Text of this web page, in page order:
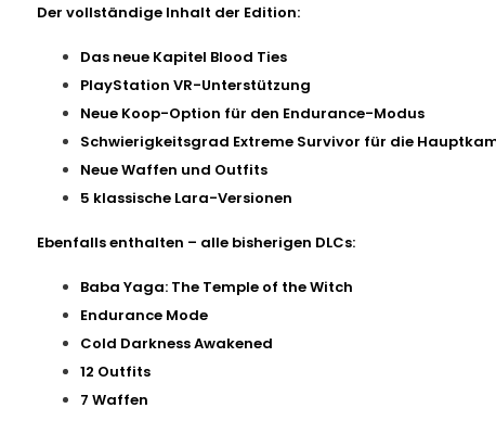
Der vollständige Inhalt der Edition:
Das neue Kapitel Blood Ties
PlayStation VR-Unterstützung
Neue Koop-Option für den Endurance-Modus
Schwierigkeitsgrad Extreme Survivor für die
Neue Waffen und Outfits
5 klassische Lara-Versionen
Ebenfalls enthalten – alle bisherigen DLCs:
Baba Yaga: The Temple of the Witch
Endurance Mode
Cold Darkness Awakened
12 Outfits
7 Waffen